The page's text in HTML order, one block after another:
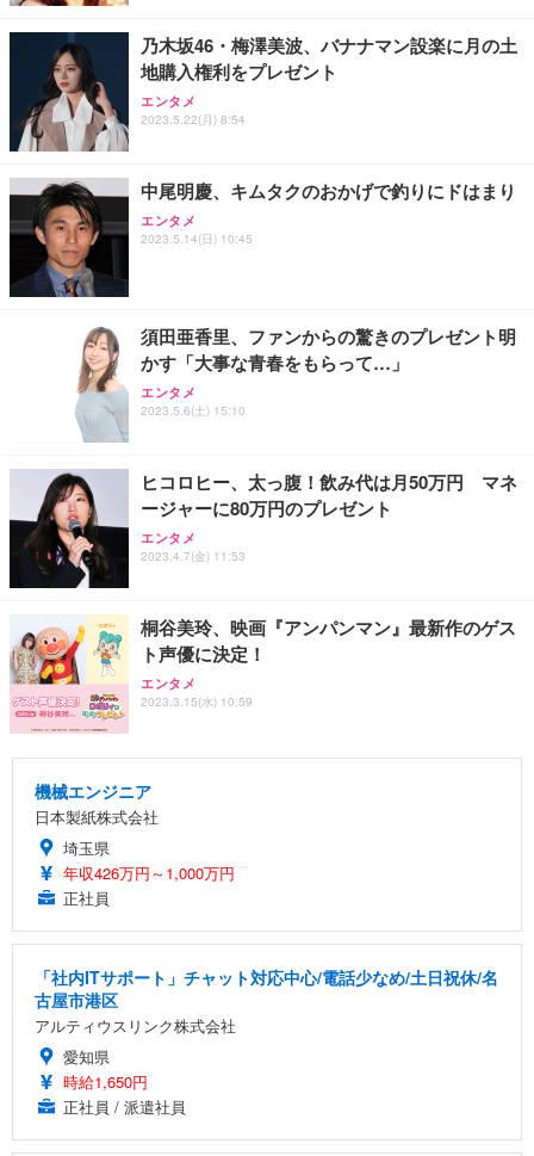
乃木坂46・梅澤美波、バナナマン設楽に月の土
地購入権利をプレゼント
エンタメ
2023.5.22(月) 8:54
中尾明慶、キムタクのおかげで釣りにドはまり
エンタメ
2023.5.14(日) 10:45
須田亜香里、ファンからの驚きのプレゼント明
かす「大事な青春をもらって…」
エンタメ
2023.5.6(土) 15:10
ヒコロヒー、太っ腹！飲み代は月50万円 マネ
ージャーに80万円のプレゼント
エンタメ
2023.4.7(金) 11:53
桐谷美玲、映画『アンパンマン』最新作のゲス
ト声優に決定！
エンタメ
2023.3.15(水) 10:59
機械エンジニア
日本製紙株式会社
埼玉県
年収426万円～1,000万円
正社員
「社内ITサポート」チャット対応中心/電話少なめ/土日祝休/名
古屋市港区
アルティウスリンク株式会社
愛知県
時給1,650円
正社員 / 派遣社員